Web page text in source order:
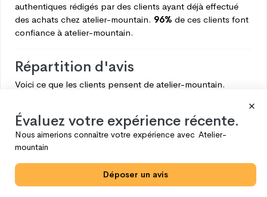
authentiques rédigés par des clients ayant déjà effectué
des achats chez atelier-mountain. 96% de ces clients font
confiance à atelier-mountain.
Répartition d'avis
Voici ce que les clients pensent de atelier-mountain.
22
4
3
2 0
Évaluez votre expérience récente.
Nous aimerions connaître votre expérience avec Atelier-
mountain
Déposer un avis